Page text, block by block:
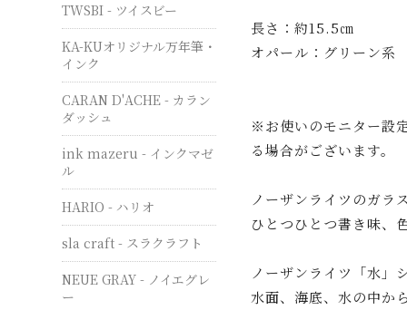
長さ：約15.5㎝
オパール：グリーン系
※お使いのモニター設
る場合がございます。
ノーザンライツのガラ
ひとつひとつ書き味、
ノーザンライツ「水」
水面、海底、水の中か
TWSBI - ツイスビー
KA-KUオリジナル万年筆・
インク
CARAN D'ACHE - カラン
ダッシュ
ink mazeru - インクマゼ
ル
HARIO - ハリオ
sla craft - スラクラフト
NEUE GRAY - ノイエグレ
ー